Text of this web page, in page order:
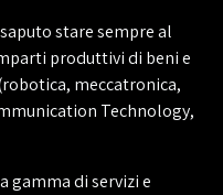
stare sempre al
produttivi di beni e
meccatronica,
Technology,
gamma di servizi e